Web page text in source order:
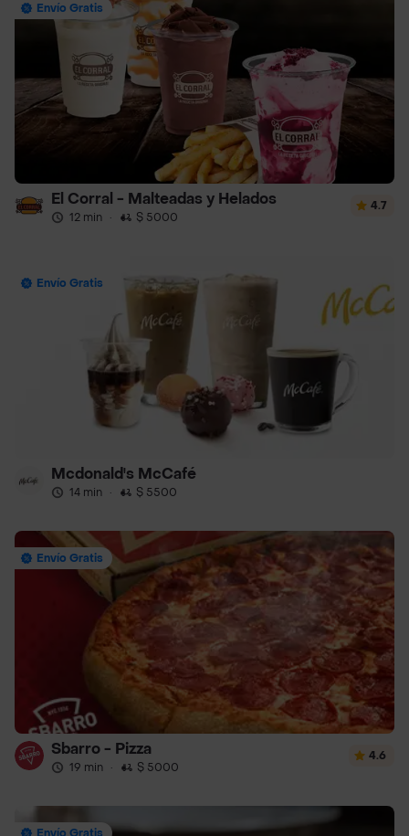
Envío Gratis
El Corral - Malteadas y Helados
12 min · $ 5000
4.7
Envío Gratis
Mcdonald's McCafé
14 min · $ 5500
Envío Gratis
Sbarro - Pizza
19 min · $ 5000
4.6